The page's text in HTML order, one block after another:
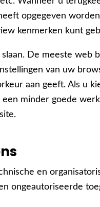
opgegeven worden
kenmerken kunt
De meeste web
van uw
aan geeft. Als u
minder goede
en
ongeautoriseerde